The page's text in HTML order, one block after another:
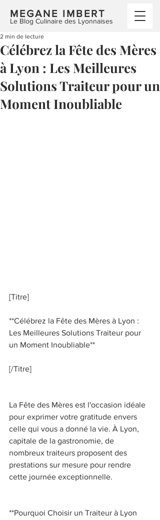
MEGANE IMBERT
Le Blog Culinaire des Lyonnaises
Célébrez la Fête des Mères
à Lyon : Les Meilleures
Solutions Traiteur pour un
Moment Inoubliable
2 min de lecture
[Titre]
**Célébrez la Fête des Mères à Lyon :
Les Meilleures Solutions Traiteur pour
un Moment Inoubliable**
[/Titre]
La Fête des Mères est l'occasion idéale
pour exprimer votre gratitude envers
celle qui vous a donné la vie. À Lyon,
capitale de la gastronomie, de
nombreux traiteurs proposent des
prestations sur mesure pour rendre
cette journée exceptionnelle.
**Pourquoi Choisir un Traiteur à Lyon